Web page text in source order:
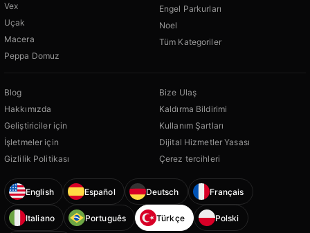
Vex
Uçak
Macera
Peppa Domuz
Engel Parkurları
Noel
Tüm Kategoriler
Blog
Hakkımızda
Geliştiriciler için
İşletmeler için
Gizlilik Politikası
Bize Ulaş
Kaldırma Bildirimi
Kullanım Şartları
Dijital Hizmetler Yasası
Çerez tercihleri
English Español Deutsch Français
Italiano Português Türkçe Polski